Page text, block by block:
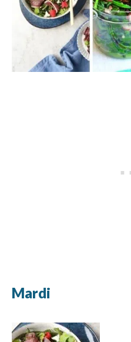
Mardi